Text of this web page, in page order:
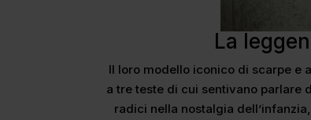
La
Il loro modello iconico di scarpe e
a tre teste di cui sentivano parlare
radici nella nostalgia